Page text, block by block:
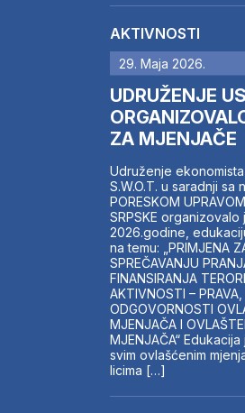
AKTIVNOSTI
29. Maja 2026.
UDRUŽENJE
ZA MJENJAČE
Udruženje
S.W.O.T. u saradnji sa
PORESKOM
SRPSKE organizovalo
2026.godine,
na temu: „PRIMJENA
SPREČAVANJU
FINANSIRANJA
AKTIVNOSTI – PRAVA,
ODGOVORNOSTI
MJENJAČA I
MJENJAČA“
svim ovlašćenim
licima […]